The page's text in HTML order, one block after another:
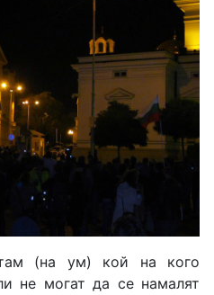
(на ум) кой на кого
не могат да се намалят